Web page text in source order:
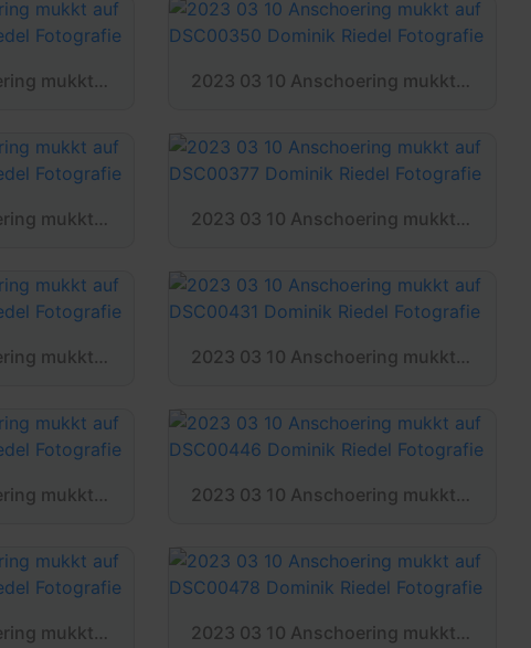
2023 03 10 Anschoering mukkt auf DSC00336 Dominik Riedel Fotografie 2023 03 10 Anschoering mukkt auf DSC00350 Dominik Riedel Fotografie
2023 03 10 Anschoering mukkt auf DSC00366 Dominik Riedel Fotografie 2023 03 10 Anschoering mukkt auf DSC00377 Dominik Riedel Fotografie
2023 03 10 Anschoering mukkt auf DSC00424 Dominik Riedel Fotografie 2023 03 10 Anschoering mukkt auf DSC00431 Dominik Riedel Fotografie
2023 03 10 Anschoering mukkt auf DSC00444 Dominik Riedel Fotografie 2023 03 10 Anschoering mukkt auf DSC00446 Dominik Riedel Fotografie
2023 03 10 Anschoering mukkt auf DSC00456 Dominik Riedel Fotografie 2023 03 10 Anschoering mukkt auf DSC00478 Dominik Riedel Fotografie